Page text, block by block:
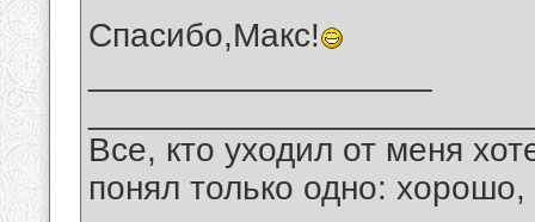
Спасибо,Макс!
Все, кто уходил от меня
понял только одно: